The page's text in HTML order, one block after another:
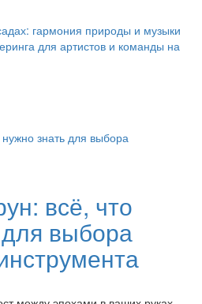
гармония природы и музыки
для артистов и команды на
всё, что
выбора